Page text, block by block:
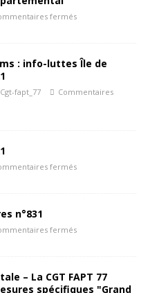
fermés
: info-luttes Île de
Cgt-fapt_77
Commentaires
fermés
n°831
fermés
– La CGT FAPT 77
spécifiques "Grand